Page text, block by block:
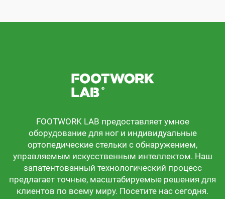
FOOTWORK LAB предоставляет умное
оборудование для ног и индивидуальные
ортопедические стельки с обнаружением,
управляемым искусственным интеллектом. Наш
запатентованный технологический процесс
предлагает точные, масштабируемые решения для
клиентов по всему миру. Посетите нас сегодня.